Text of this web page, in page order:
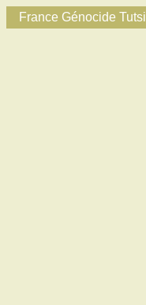
France Génocide Tutsi